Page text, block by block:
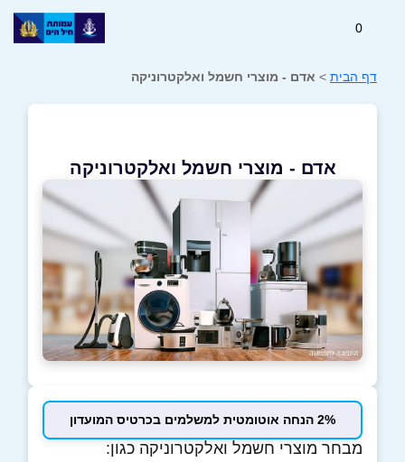
0
דף הבית > אדם - מוצרי חשמל ואלקטרוניקה
אדם - מוצרי חשמל ואלקטרוניקה
2% הנחה אוטומטית למשלמים בכרטיס המועדון
מבחר מוצרי חשמל ואלקטרוניקה כגון: